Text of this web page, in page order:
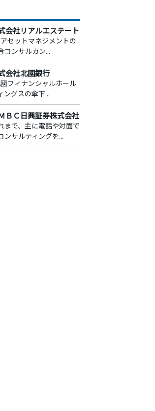
会社リアルエステート
アセットマネジメントの
コンサルカン...
会社北國銀行
フィナンシャルホール
ングスの傘下...
ＢＣ日興証券株式会社
まで、主に電話や対面で
ンサルティングを...